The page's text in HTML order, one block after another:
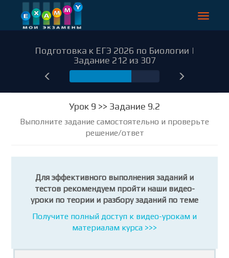
Toggle
Подготовка к ЕГЭ 2026 по Биологии |
Задание 212 из 307
Урок 9 >> Задание 9.2
Выполните задание самостоятельно и проверьте
решение/ответ
Для эффективного выполнения заданий и
тестов рекомендуем пройти наши видео-
уроки по теории и разбору заданий по теме
Получите полный доступ к видео-урокам и
материалам курса >>>